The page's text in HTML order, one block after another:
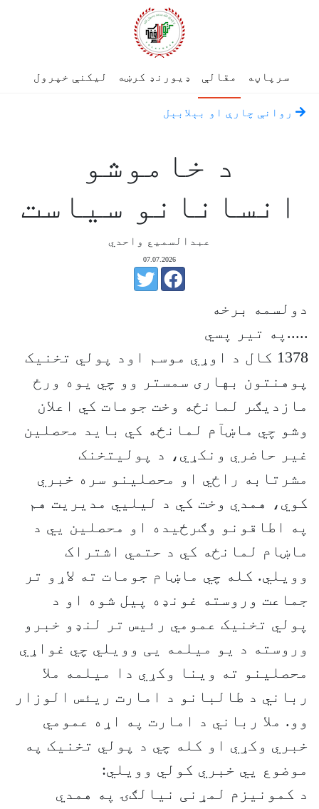
سرپاڼه مقالې ډیورنډ کرښه لیکنې خپرول
روانې چارې او بېلابېل
د خاموشو
انسانانو سیاست
عبدالسمیع واحدي
07.07.2026
دولسمه برخه
.....په تیر پسي
1378 کال د اوړي موسم اود پولي تخنیک
پوهنتون بهاری سمستر وو چي یوه ورځ
مازدیګر لمانځه وخت جومات کي اعلان
وشو چي ماښآم لمانځه کي باید محصلین
غیر حاضري ونکړي، د پولیتخنک
مشرتابه راځي او محصلینو سره خبري
کوي، همدي وخت کي د لیليي مدیریت هم
په اطاقونو وګرځيده او محصلین يي د
ماښام لمانځه کي د حتمي اشتراک
وویلي. کله چي ماښام جومات ته لاړو تر
جماعت وروسته غونډه پیل شوه او د
پولي تخنیک عمومي رئیس تر لنډو خبرو
وروسته د یو میلمه یی وویلي چي غواړي
محصلینو ته وینا وکړي دا میلمه ملا
رباني د طالبانو د امارت ریئس الوزار
وو. ملا رباني د امارت په اړه عمومي
خبري وکړي او کله چي د پولي تخنیک په
موضوع يي خبري کولي وویلي:
د کمونیزم لمړنی نیالګۍ په همدي